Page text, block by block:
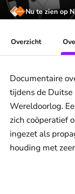
Nu te zien op
Overzicht
Documentaire
tijdens de
Wereldoorlog.
zich coöperatief
ingezet als
houding met